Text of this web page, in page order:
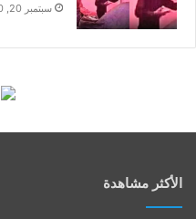
سبتمبر 20, 2020
الأكثر مشاهدة